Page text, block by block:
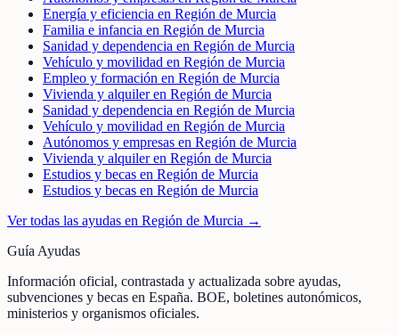
Energía y eficiencia en Región de Murcia
Familia e infancia en Región de Murcia
Sanidad y dependencia en Región de Murcia
Vehículo y movilidad en Región de Murcia
Empleo y formación en Región de Murcia
Vivienda y alquiler en Región de Murcia
Sanidad y dependencia en Región de Murcia
Vehículo y movilidad en Región de Murcia
Autónomos y empresas en Región de Murcia
Vivienda y alquiler en Región de Murcia
Estudios y becas en Región de Murcia
Estudios y becas en Región de Murcia
Ver todas las ayudas en Región de Murcia →
Guía Ayudas
Información oficial, contrastada y actualizada sobre ayudas,
subvenciones y becas en España. BOE, boletines autonómicos,
ministerios y organismos oficiales.